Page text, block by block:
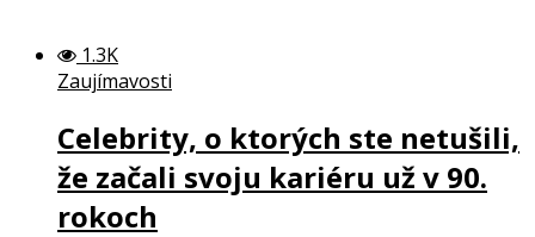
1.3K
Zaujímavosti
Celebrity, o ktorých ste netušili,
že začali svoju kariéru už v 90.
rokoch